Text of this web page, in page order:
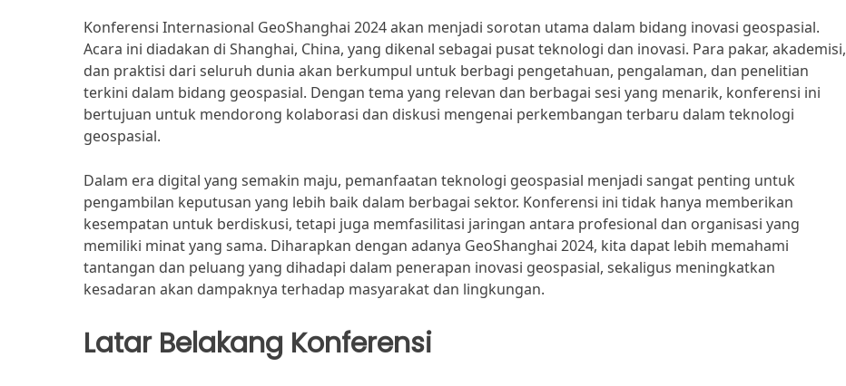
Konferensi Internasional GeoShanghai 2024 akan menjadi sorotan utama dalam bidang inovasi geospasial.
Acara ini diadakan di Shanghai, China, yang dikenal sebagai pusat teknologi dan inovasi. Para pakar, akademisi,
dan praktisi dari seluruh dunia akan berkumpul untuk berbagi pengetahuan, pengalaman, dan penelitian
terkini dalam bidang geospasial. Dengan tema yang relevan dan berbagai sesi yang menarik, konferensi ini
bertujuan untuk mendorong kolaborasi dan diskusi mengenai perkembangan terbaru dalam teknologi
geospasial.
Dalam era digital yang semakin maju, pemanfaatan teknologi geospasial menjadi sangat penting untuk
pengambilan keputusan yang lebih baik dalam berbagai sektor. Konferensi ini tidak hanya memberikan
kesempatan untuk berdiskusi, tetapi juga memfasilitasi jaringan antara profesional dan organisasi yang
memiliki minat yang sama. Diharapkan dengan adanya GeoShanghai 2024, kita dapat lebih memahami
tantangan dan peluang yang dihadapi dalam penerapan inovasi geospasial, sekaligus meningkatkan
kesadaran akan dampaknya terhadap masyarakat dan lingkungan.
Latar Belakang Konferensi